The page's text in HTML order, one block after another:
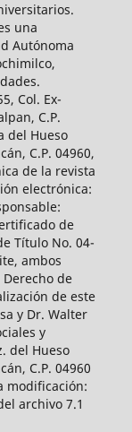
una
Autónoma
Col. Ex-
C.P.
del Hueso
C.P. 04960,
de la revista
electrónica:
de
Título No. 04-
ambos
de
de este
y Dr. Walter
y
del Hueso
C.P. 04960
modificación:
archivo 7.1